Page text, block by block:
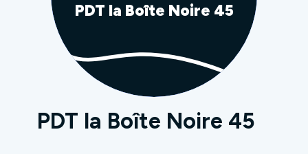
PDT la Boîte Noire 45
PDT la Boîte Noire 45